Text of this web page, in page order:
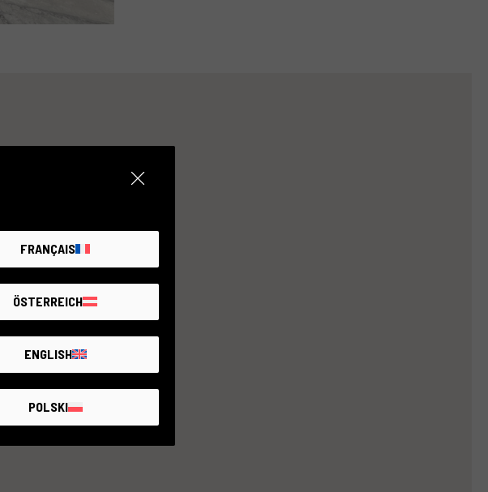
FRANÇAIS
ÖSTERREICH
ENGLISH
POLSKI